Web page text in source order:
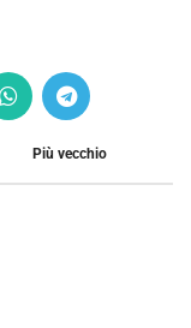
Più vecchio